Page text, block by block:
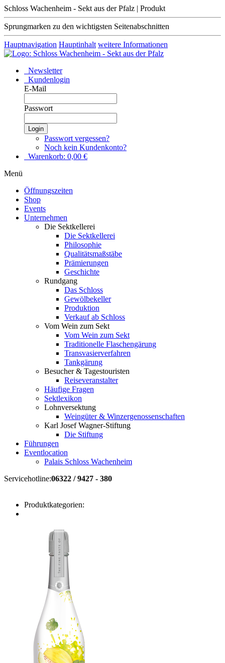
Schloss Wachenheim - Sekt aus der Pfalz | Produkt
Sprungmarken zu den wichtigsten Seitenabschnitten
Hauptnavigation Hauptinhalt weitere Informationen
Newsletter
Kundenlogin
E-Mail
Passwort
Login
Passwort vergessen?
Noch kein Kundenkonto?
Warenkorb: 0,00 €
Menü
Öffnungszeiten
Shop
Events
Unternehmen
Die Sektkellerei
Die Sektkellerei
Philosophie
Qualitätsmaßstäbe
Prämierungen
Geschichte
Rundgang
Das Schloss
Gewölbekeller
Produktion
Verkauf ab Schloss
Vom Wein zum Sekt
Vom Wein zum Sekt
Traditionelle Flaschengärung
Transvasierverfahren
Tankgärung
Besucher & Tagestouristen
Reiseveranstalter
Häufige Fragen
Sektlexikon
Lohnversektung
Weingüter & Winzergenossenschaften
Karl Josef Wagner-Stiftung
Die Stiftung
Führungen
Eventlocation
Palais Schloss Wachenheim
Servicehotline:06322 / 9427 - 380
Produktkategorien: